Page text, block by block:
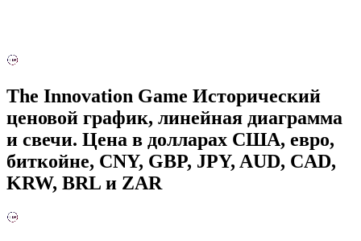
The Innovation Game Исторический
ценовой график, линейная диаграмма
и свечи. Цена в долларах США, евро,
биткойне, CNY, GBP, JPY, AUD, CAD,
KRW, BRL и ZAR